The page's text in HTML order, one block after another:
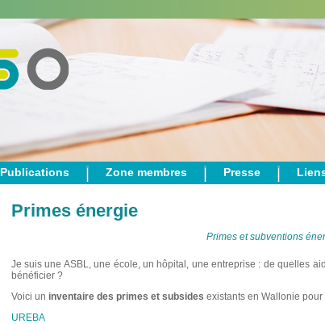
Publications Zone membres Presse
Primes énergie
Primes et subventions
Je suis une ASBL, une école, un hôpital, une entreprise : de quelles
bénéficier ?
Voici un inventaire des primes et subsides existants en Wallonie pour
UREBA